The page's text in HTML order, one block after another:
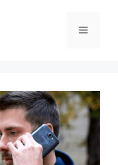
Menu